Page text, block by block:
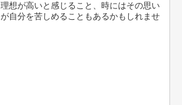
理想が高いと感じること、時にはその思い
が自分を苦しめることもあるかもしれませ